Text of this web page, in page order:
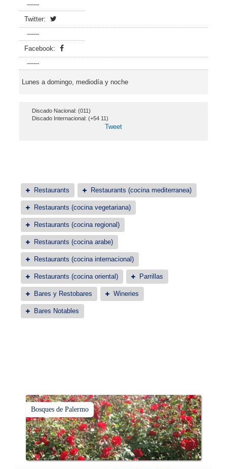
------
Twitter:
------
Facebook:
------
Lunes a domingo, mediodía y noche
Discado Nacional: (011)
Discado Internacional: (+54 11)
Tweet
Restaurants Restaurants (cocina mediterranea)
Restaurants (cocina vegetariana)
Restaurants (cocina regional)
Restaurants (cocina arabe)
Restaurants (cocina internacional)
Restaurants (cocina oriental) Parrillas
Bares y Restobares Wineries
Bares Notables
Bosques de Palermo